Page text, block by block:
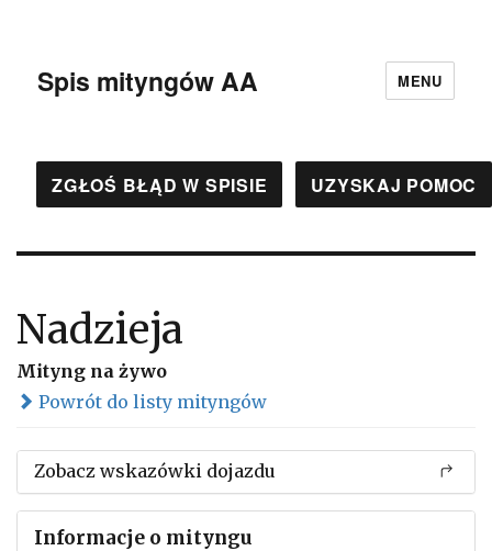
Spis mityngów AA MENU
ZGŁOŚ BŁĄD W SPISIE UZYSKAJ POMOC
Nadzieja
Mityng na żywo
Powrót do listy mityngów
Zobacz wskazówki dojazdu
Informacje o mityngu